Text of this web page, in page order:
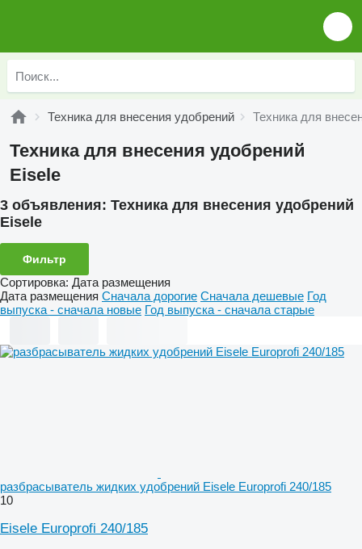
Техника для внесения удобрений Техника для
Техника для внесения удобрений
Eisele
3 объявления: Техника для внесения удобрений
Eisele
Фильтр
Сортировка: Дата размещения
Дата размещения Сначала дорогие Сначала дешевые Год
выпуска - сначала новые Год выпуска - сначала старые
разбрасыватель жидких удобрений Eisele Europrofi 240/185
10
Eisele Europrofi 240/185